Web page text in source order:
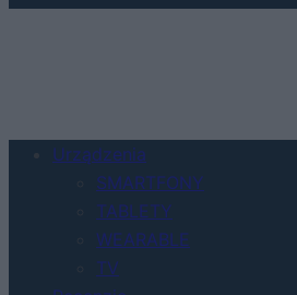
Urządzenia
SMARTFONY
TABLETY
WEARABLE
TV